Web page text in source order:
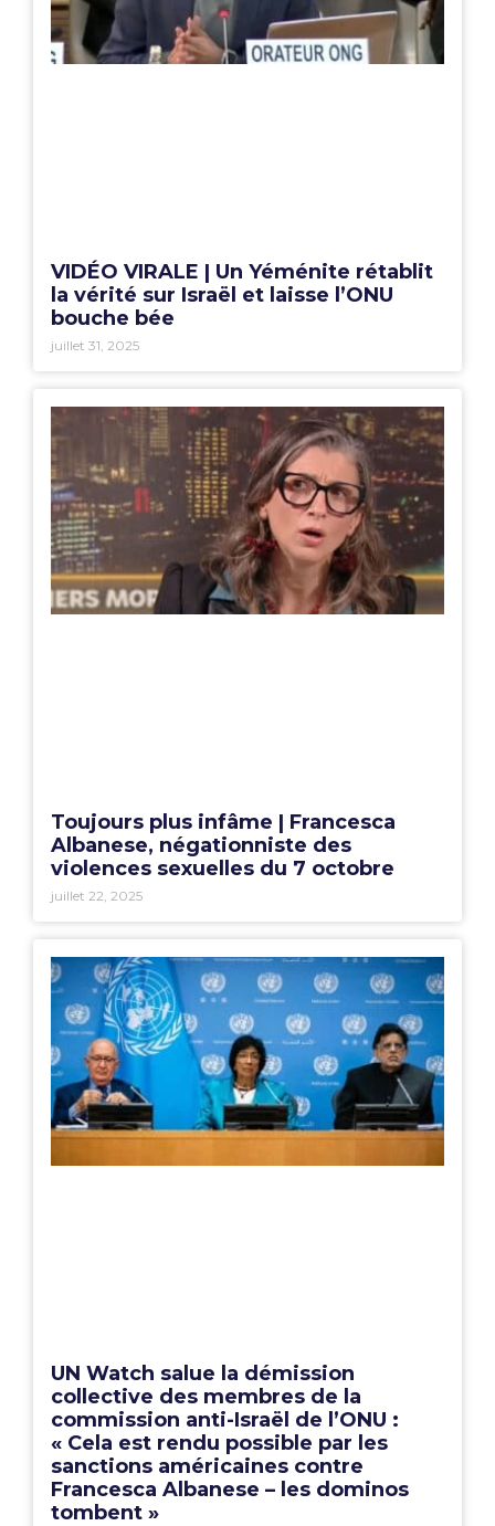
VIDÉO VIRALE | Un Yéménite rétablit
la vérité sur Israël et laisse l’ONU
bouche bée
juillet 31, 2025
Toujours plus infâme | Francesca
Albanese, négationniste des
violences sexuelles du 7 octobre
juillet 22, 2025
UN Watch salue la démission
collective des membres de la
commission anti-Israël de l’ONU :
« Cela est rendu possible par les
sanctions américaines contre
Francesca Albanese – les dominos
tombent »